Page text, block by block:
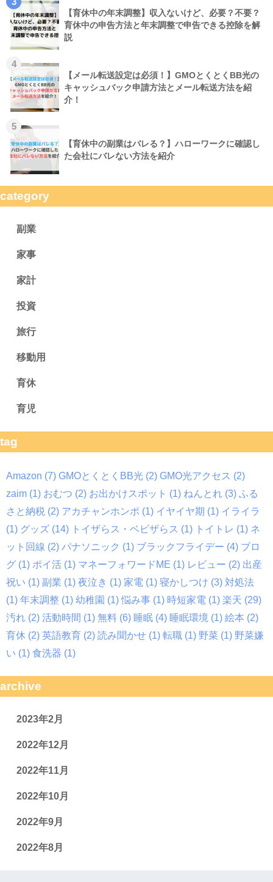
【育休中の年末調整】収入ないけど、必要？不要？
育休中の申告方法と年末調整で申告できる控除を解
説
4
【メール転送設定は必須！】GMOとくとくBB光の
キャッシュバック申請方法とメール転送方法を紹
介！
5
【育休中の副業はバレる？】ハローワークに確認し
た会社にバレない方法を紹介
category
副業
家事
家計
投資
旅行
移動用
育休
育児
tag
Amazon (7) GMOとくとくBB光 (2) GMO光アクセス (2)
zaim (1) おむつ (2) お出かけスポット (1) ねんとれ (3) ふる
さと納税 (2) アカチャンホンポ (1) イヤイヤ期 (1) イライラ
(1) グッズ (14) トイザらス・ベビザらス (1) トイトレ (1) ネ
ット回線 (2) パナソニック (1) ブラックフライデー (4) ブロ
グ (1) ポイ活 (1) マネーフォワードME (1) レビュー (2) 出産
祝い (1) 副業 (1) 夜泣き (1) 家電 (1) 寝かしつけ (3) 対処法
(1) 年末調整 (1) 幼稚園 (1) 悩み事 (1) 時短家電 (1) 楽天 (29)
汚れ (2) 活動時間 (1) 無料 (6) 睡眠 (4) 睡眠環境 (1) 絵本 (2)
育休 (2) 英語教育 (2) 読み聞かせ (1) 転職 (1) 野菜 (1) 野菜嫌
い (1) 食洗器 (1)
archive
2023年2月
2022年12月
2022年11月
2022年10月
2022年9月
2022年8月